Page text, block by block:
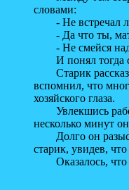
словами:
- Не встречал ли
- Да что ты, мать,
- Не смейся надо
И понял тогда
Старик
вспомнил, что
хозяйского глаза.
Увлекшись
несколько минут
Долго он
старик, увидев,
Оказалось, что